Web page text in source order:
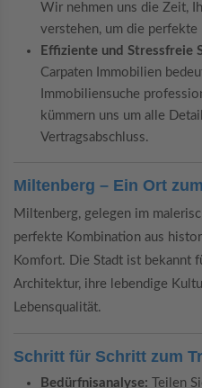
Wir nehmen uns die Zeit,
verstehen, um die
Effiziente und Stressfreie
Carpaten Immobilien
Immobiliensuche
kümmern uns um alle
Vertragsabschluss.
Miltenberg – Ein Ort
Miltenberg, gelegen im
perfekte Kombination aus
Komfort. Die Stadt ist bekannt
Architektur, ihre lebendige
Lebensqualität.
Schritt für Schritt zum
Bedürfnisanalyse:
Teilen